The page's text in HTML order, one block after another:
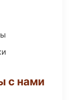
с нами